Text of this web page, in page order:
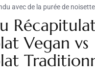
avec de la purée de
Vegan vs